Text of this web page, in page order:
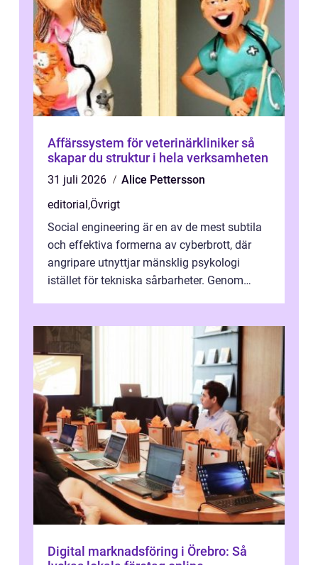
Affärssystem för veterinärkliniker så
skapar du struktur i hela verksamheten
31 juli 2026
Alice Pettersson
editorial,Övrigt
Social engineering är en av de mest subtila
och effektiva formerna av cyberbrott, där
angripare utnyttjar mänsklig psykologi
istället för tekniska sårbarheter. Genom
Digital marknadsföring i Örebro: Så